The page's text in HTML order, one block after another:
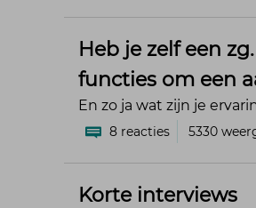
Heb je zelf een
functies om een
En zo ja wat zijn je
8 reacties 5330
Korte interviews